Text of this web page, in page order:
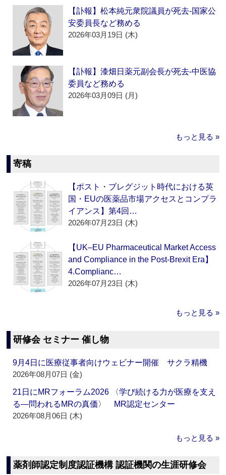
【訃報】松本純元衆院議員が死去‐国家公
安委員長など務める
2026年03月19日 (木)
【訃報】漆畑日薬元副会長が死去‐中医協
委員など務める
2026年03月09日 (月)
もっと見る »
寄稿
【ポスト・ブレグジット時代における英
国・EUの医薬品市場アクセスとコンプラ
イアンス】第4回…
2026年07月23日 (木)
【UK–EU Pharmaceutical Market Access
and Compliance in the Post-Brexit Era】
4.Complianc…
2026年07月23日 (木)
もっと見る »
研修会 セミナー 催し物
9月4日に医療従事者向けウェビナー開催 サクラ精機
2026年08月07日 (金)
21日にMRフォーラム2026 〈学び続ける力が医療を支え
る―問われるMRの真価〉 MR認定センター
2026年08月06日 (木)
もっと見る »
薬剤師認定制度認証機構 認証機関の生涯研修会